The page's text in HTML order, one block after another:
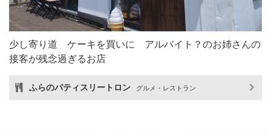
少し寄り道 ケーキを買いに アルバイト？のお姉さんの
接客が残念過ぎるお店
ふらのパティスリートロン グルメ・レストラン